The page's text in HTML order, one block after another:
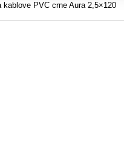
kablove PVC crne Aura 2,5×120